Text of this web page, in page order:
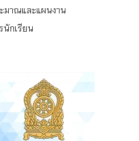
มาณและแผนงาน
นักเรียน